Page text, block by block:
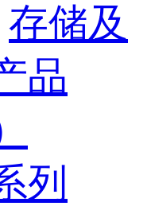
存储及
品
列